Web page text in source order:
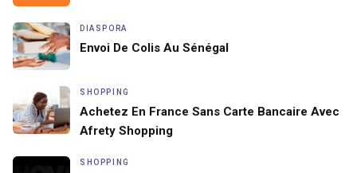
DIASPORA
Envoi De Colis Au Sénégal
SHOPPING
Achetez En France Sans Carte Bancaire Avec
Afrety Shopping
SHOPPING